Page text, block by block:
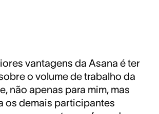
vantagens da Asana é ter
o volume de trabalho da
não apenas para mim, mas
os demais participantes